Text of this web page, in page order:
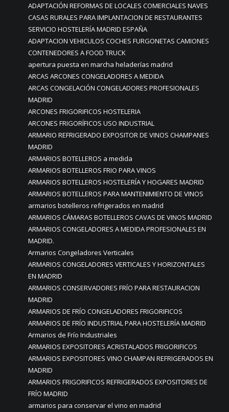
ADAPTACIÓN REFORMAS DE LOCALES COMERCIALES NAVES
CASAS RURALES PARA IMPLANTACION DE RESTAURANTES
SERVICIO HOSTELERÍA MADRID ESPAÑA
ADAPTACION VEHICULOS COCHES FURGONETAS CAMIONES
CONTENEDORES A FOOD TRUCK
apertura puesta en marcha heladerías madrid
ARCAS ARCONES CONGELADORES A MEDIDA
ARCAS CONGELACIÓN CONGELADORES PROFESIONALES
MADRID
ARCONES FRIGORIFICOS HOSTELERIA
ARCONES FRIGORÍFICOS USO INDUSTRIAL
ARMARIO REFRIGERADO EXPOSITOR DE VINOS CHAMPANES
MADRID
ARMARIOS BOTELLEROS a medida
ARMARIOS BOTELLEROS FRIO PARA VINOS
ARMARIOS BOTELLEROS HOSTELERÍA Y HOGARES MADRID
ARMARIOS BOTELLEROS PARA MANTENIMIENTO DE VINOS
armarios botelleros refrigerados en madrid
ARMARIOS CÁMARAS BOTELLEROS CAVAS DE VINOS MADRID
ARMARIOS CONGELADORES A MEDIDA PROFESIONALES EN
MADRID.
Armarios Congeladores Verticales
ARMARIOS CONGELADORES VERTICALES Y HORIZONTALES
EN MADRID
ARMARIOS CONSERVADORES FRÍO PARA RESTAURACION
MADRID
ARMARIOS DE FRÍO CONGELADORES FRIGORIFICOS
ARMARIOS DE FRÍO INDUSTRIAL PARA HOSTELERÍA MADRID
Armarios de Frío Industriales
ARMARIOS EXPOSITORES ACRISTALADOS FRIGORIFICOS
ARMARIOS EXPOSITORES VINO CHAMPAN REFRIGERADOS EN
MADRID
ARMARIOS FRIGORIFICOS REFRIGERADOS EXPOSITORES DE
FRÍO MADRID
armarios para conservar el vino en madrid